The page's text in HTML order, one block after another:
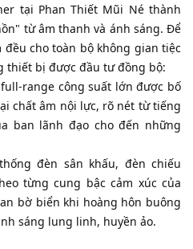
tại Phan Thiết Mũi Né thành
từ âm thanh và ánh sáng. Để
cho toàn bộ không gian tiệc
thiết bị được đầu tư đồng bộ:
range công suất lớn được bố
chất âm nội lực, rõ nét từ tiếng
ban lãnh đạo cho đến những
đèn sân khấu, đèn chiếu
từng cung bậc cảm xúc của
bờ biển khi hoàng hôn buông
sáng lung linh, huyền ảo.